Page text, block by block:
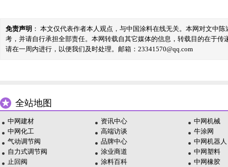
免责声明 ： 本文仅代表作者本人观点，与中国涂料在线无关。本网对文中
考，并请自行承担全部责任。本网转载自其它媒体的信息，转载目的在于
请在一周内进行，以便我们及时处理。邮箱：23341570@qq.com
全站地图
中网建材
中网化工
气动调节阀
自力式调节阀
止回阀
资讯中心
高端访谈
品牌中心
涂业商道
涂料百科
中网机械
牛涂网
中网机器人
中网塑料
中网橡胶